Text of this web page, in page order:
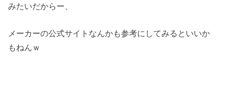
みたいだからー、
メーカーの公式サイトなんかも参考にしてみるといいか
もねんｗ